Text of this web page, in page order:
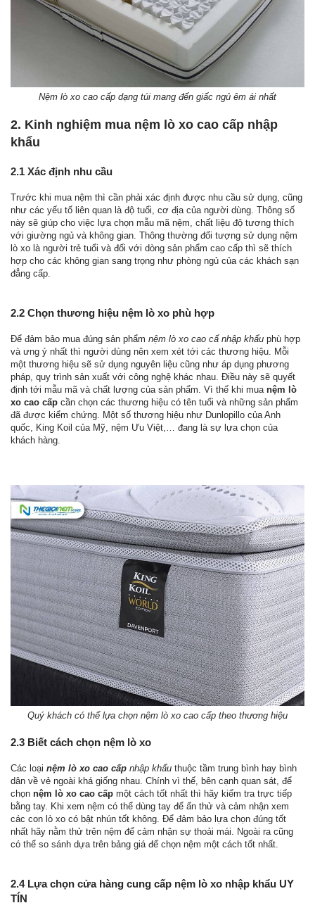
Nệm lò xo cao cấp dạng túi mang đến giấc ngủ êm ái nhất
2. Kinh nghiệm mua nệm lò xo cao cấp nhập
khẩu
2.1 Xác định nhu cầu
Trước khi mua nệm thì cần phải xác định được nhu cầu sử dụng, cũng
như các yếu tố liên quan là độ tuổi, cơ địa của người dùng. Thông số
này sẽ giúp cho việc lựa chọn mẫu mã nệm, chất liệu độ tương thích
với giường ngủ và không gian. Thông thường đối tượng sử dụng nệm
lò xo là người trẻ tuổi và đối với dòng sản phẩm cao cấp thì sẽ thích
hợp cho các không gian sang trọng như phòng ngủ của các khách sạn
đẳng cấp.
2.2 Chọn thương hiệu nệm lò xo phù hợp
Để đảm bảo mua đúng sản phẩm nệm lò xo cao cấ nhập khẩu phù hợp
và ưng ý nhất thì người dùng nên xem xét tới các thương hiệu. Mỗi
một thương hiệu sẽ sử dụng nguyên liệu cũng như áp dụng phương
pháp, quy trình sản xuất với công nghệ khác nhau. Điều này sẽ quyết
định tới mẫu mã và chất lượng của sản phẩm. Vì thế khi mua nệm lò
xo cao cấp cần chọn các thương hiệu có tên tuổi và những sản phẩm
đã được kiểm chứng. Một số thương hiệu như Dunlopillo của Anh
quốc, King Koil của Mỹ, nệm Ưu Việt,… đang là sự lựa chọn của
khách hàng.
Quý khách có thể lựa chọn nệm lò xo cao cấp theo thương hiệu
2.3 Biết cách chọn nệm lò xo
Các loại nệm lò xo cao cấp nhập khẩu thuộc tầm trung bình hay bình
dân về vẻ ngoài khá giống nhau. Chính vì thế, bên cạnh quan sát, để
chọn nệm lò xo cao cấp một cách tốt nhất thì hãy kiểm tra trực tiếp
bằng tay. Khi xem nệm có thể dùng tay để ấn thử và cảm nhận xem
các con lò xo có bật nhún tốt không. Để đảm bảo lựa chọn đúng tốt
nhất hãy nằm thử trên nệm để cảm nhận sự thoải mái. Ngoài ra cũng
có thể so sánh dựa trên bảng giá để chọn nệm một cách tốt nhất.
2.4 Lựa chọn cửa hàng cung cấp nệm lò xo nhập khẩu UY
TÍN